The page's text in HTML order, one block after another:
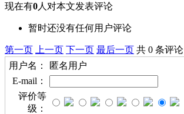
现在有0人对本文发表评论
暂时还没有任何用户评论
第一页 上一页 下一页 最后一页 共 0 条评论
用户名：
匿名用户
E-mail：
评价等
级：